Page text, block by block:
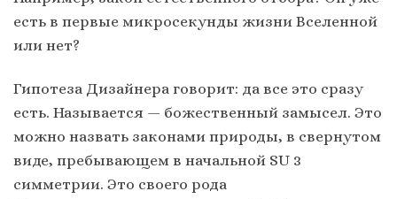
есть в первые микросекунды жизни Вселенной
или нет?
Гипотеза Дизайнера говорит: да все это сразу
есть. Называется — божественный замысел. Это
можно назвать законами природы, в свернутом
виде, пребывающем в начальной SU 3
симметрии. Это своего рода